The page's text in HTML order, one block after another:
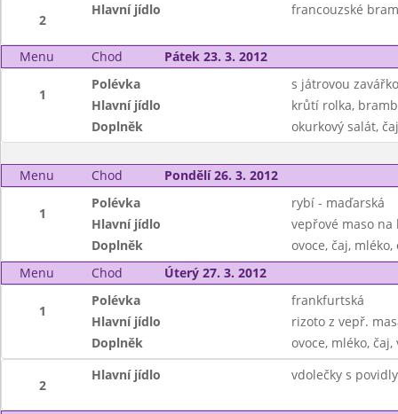
2
Hlavní jídlo francouzské
Menu Chod Pátek 23. 3. 2012
1
Polévka
s játrovou
Hlavní jídlo
krůtí rolka,
Doplněk
okurkový salát,
Menu Chod Pondělí 26. 3. 2012
1
Polévka
rybí - maďarská
Hlavní jídlo
vepřové maso
Doplněk
ovoce, čaj,
Menu
Chod Úterý 27. 3. 2012
1
Polévka
frankfurtská
Hlavní jídlo
rizoto z vepř.
Doplněk
ovoce, mléko,
2
Hlavní jídlo vdolečky s